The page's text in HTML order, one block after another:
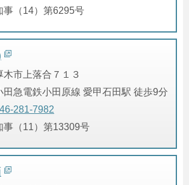
事（14）第6295号
木市上落合７１３
田急電鉄小田原線 愛甲石田駅 徒歩9分
281-7982
事（11）第13309号